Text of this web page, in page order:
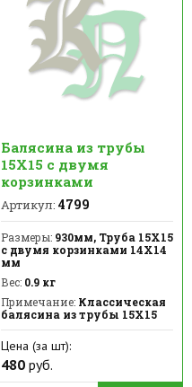
Балясина из трубы
15Х15 с двумя
корзинками
Артикул: 4799
Размеры:930мм, Труба 15Х15
с двумя корзинками 14Х14
мм
Вес:0.9 кг
Примечание:Классическая
балясина из трубы 15Х15
Цена (за шт):
480руб.